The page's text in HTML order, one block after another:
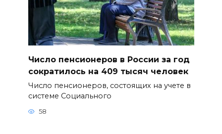
Число пенсионеров в России за год
сократилось на 409 тысяч человек
Число пенсионеров, состоящих на учете в
системе Социального
58